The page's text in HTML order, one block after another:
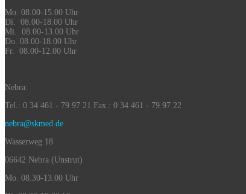
Mo. 08.00-15.00 Uhr
Di. 08.00-18.00 Uhr
Mi. 08.00-13.00 Uhr
Do. 08.00-18.00 Uhr
Fr. 08.00-12.00 Uhr
Nebra:
Tel.: 0 34 461 - 79 97 21 Fax.: 0 34 461 - 79 97 22
nebra@skmed.de
Wasserweg 18
06642 Nebra (Unstrut)
Mo. 08.30-13.00 Uhr